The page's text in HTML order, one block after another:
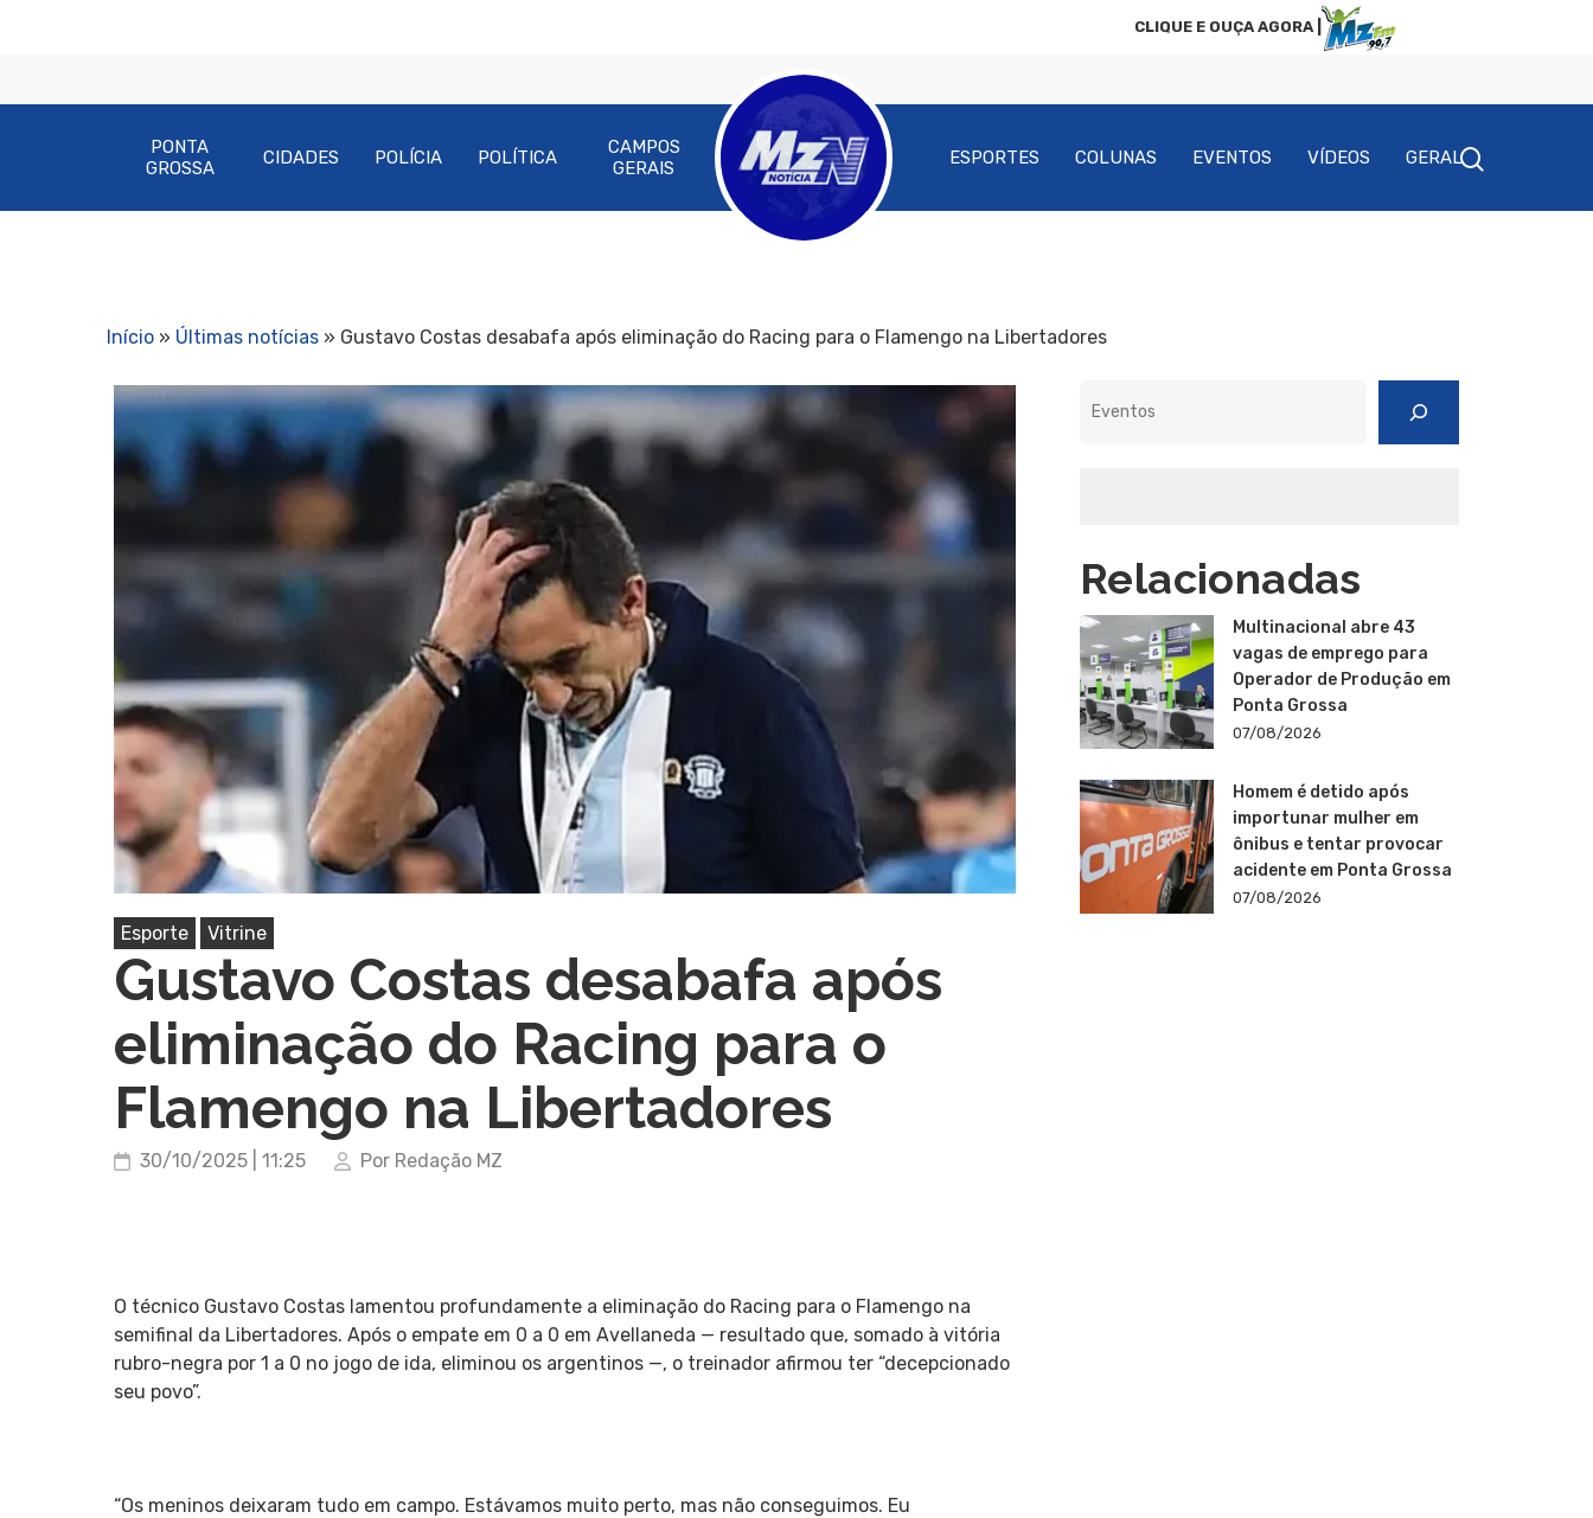
CLIQUE E OUÇA AGORA |
Pressione Enter para pesquisar ou ESC para fechar
PONTA
GROSSA
CIDADES POLÍCIA POLÍTICA
CAMPOS
GERAIS
ESPORTES COLUNAS EVENTOS VÍDEOS GERAL
Início » Últimas notícias » Gustavo Costas desabafa após eliminação do Racing para o Flamengo na Libertadores
Esporte Vitrine
Gustavo Costas desabafa após
eliminação do Racing para o
Flamengo na Libertadores
30/10/2025 | 11:25 Por Redação MZ
O técnico Gustavo Costas lamentou profundamente a eliminação do Racing para o Flamengo na
semifinal da Libertadores. Após o empate em 0 a 0 em Avellaneda — resultado que, somado à vitória
rubro-negra por 1 a 0 no jogo de ida, eliminou os argentinos —, o treinador afirmou ter “decepcionado
seu povo”.
“Os meninos deixaram tudo em campo. Estávamos muito perto, mas não conseguimos. Eu
Relacionadas
Multinacional abre 43
vagas de emprego para
Operador de Produção em
Ponta Grossa
07/08/2026
Homem é detido após
importunar mulher em
ônibus e tentar provocar
acidente em Ponta Grossa
07/08/2026